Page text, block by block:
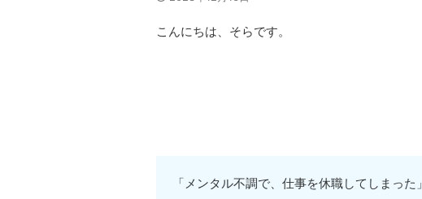
こんにちは、そらです。
「メンタル不調で、仕事を休職してしまった」